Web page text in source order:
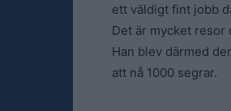
ett väldigt fint jobb
Det är mycket resor
Han blev därmed
att nå 1000 segrar.